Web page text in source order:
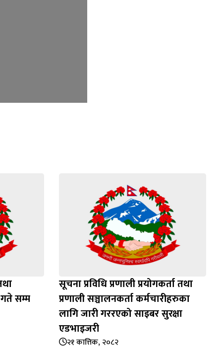
सम्म
सूचना प्रविधि प्रणाली प्रयोगकर्ता तथा
प्रणाली सञ्चालनकर्ता कर्मचारीहरुका
लागि जारी गररएको साइबर सुरक्षा
एडभाइजरी
२१ कात्तिक, २०८२